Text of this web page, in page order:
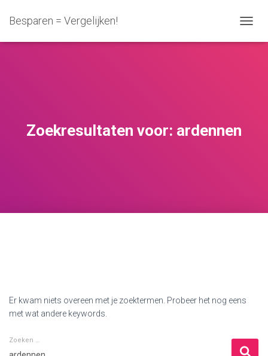
Besparen = Vergelijken!
Zoekresultaten voor: ardennen
Er kwam niets overeen met je zoektermen. Probeer het nog eens
met wat andere keywords.
Zoeken
Zoeken …